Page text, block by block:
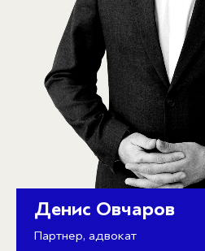
Денис Овчаров
Партнер, адвокат